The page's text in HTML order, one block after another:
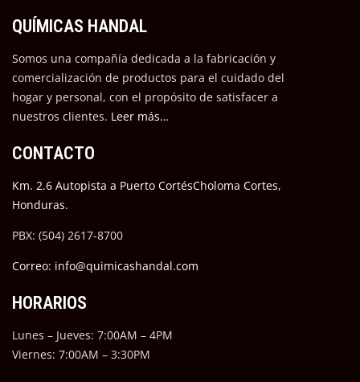
QUÍMICAS HANDAL
Somos una compañía dedicada a la fabricación y
comercialización de productos para el cuidado del
hogar y personal, con el propósito de satisfacer a
nuestros clientes. Leer más…
CONTACTO
Km. 2.6 Autopista a Puerto CortésCholoma Cortes,
Honduras.
PBX: (504) 2617-8700
Correo: info@quimicashandal.com
HORARIOS
Lunes – Jueves: 7:00AM – 4PM
Viernes: 7:00AM – 3:30PM